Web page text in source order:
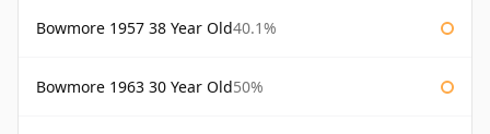
Bowmore 1957 38 Year Old40.1%
Bowmore 1963 30 Year Old50%